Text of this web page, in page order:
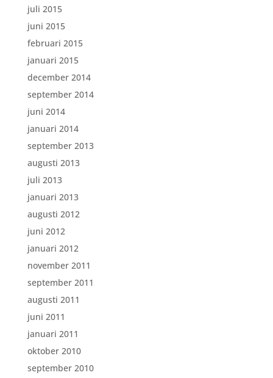
juli 2015
juni 2015
februari 2015
januari 2015
december 2014
september 2014
juni 2014
januari 2014
september 2013
augusti 2013
juli 2013
januari 2013
augusti 2012
juni 2012
januari 2012
november 2011
september 2011
augusti 2011
juni 2011
januari 2011
oktober 2010
september 2010